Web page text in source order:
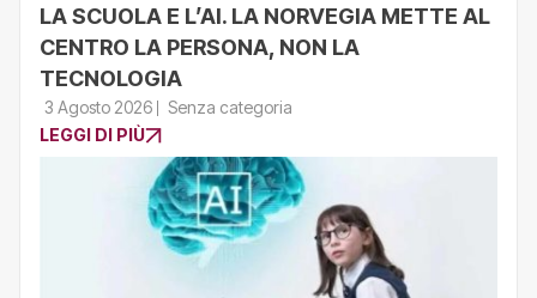
LA SCUOLA E L’AI. LA NORVEGIA METTE AL
CENTRO LA PERSONA, NON LA
TECNOLOGIA
3 Agosto 2026
Senza categoria
LEGGI DI PIÙ